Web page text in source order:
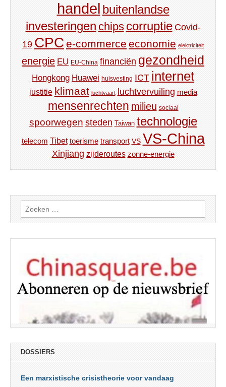
handel buitenlandse
investeringen chips corruptie Covid-
19 CPC e-commerce economie elektriciteit
energie EU EU-China financiën gezondheid
Hongkong Huawei huisvesting ICT internet
justitie klimaat luchtvaart luchtvervuiling media
mensenrechten milieu sociaal
spoorwegen steden Taiwan technologie
telecom Tibet toerisme transport VS VS-China
Xinjiang zijderoutes zonne-energie
Zoeken
naar:
DOSSIERS
Een marxistische crisistheorie voor vandaag